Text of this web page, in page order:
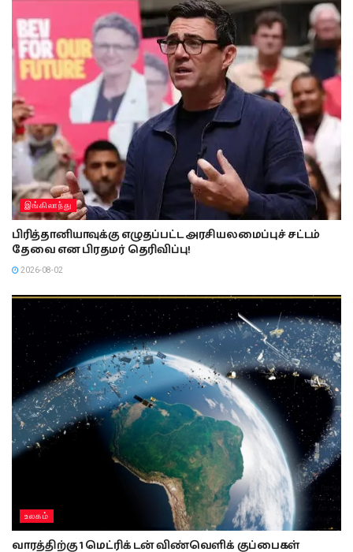
இங்கிலாந்து
பிரித்தானியாவுக்கு எழுதப்பட்ட அரசியலமைப்புச் சட்டம்
தேவை என பிரதமர் தெரிவிப்பு!
2026-08-02
உலகம்
வாரத்திற்கு 1 மெட்ரிக் டன் விண்வெளிக் குப்பைகள்